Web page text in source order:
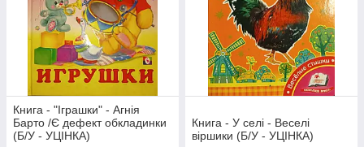
Книга - "Іграшки" - Агнія
Барто /Є дефект обкладинки
(Б/У - УЦІНКА)
Книга - У селі - Веселі
віршики (Б/У - УЦІНКА)